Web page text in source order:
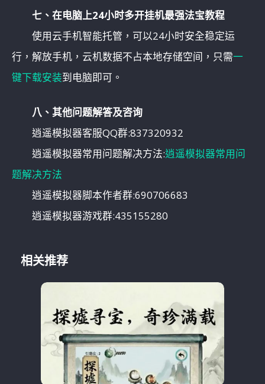
七、在电脑上24小时多开挂机最强法宝教程
使用云手机智能托管，可以24小时安全稳定运
行，解放手机，云机数据不占本地存储空间，只需一
键下载安装到电脑即可。
八、其他问题解答及咨询
逍遥模拟器客服QQ群:837320932
逍遥模拟器常用问题解决方法:逍遥模拟器常用问
题解决方法
逍遥模拟器脚本作者群:690706683
逍遥模拟器游戏群:435155280
相关推荐